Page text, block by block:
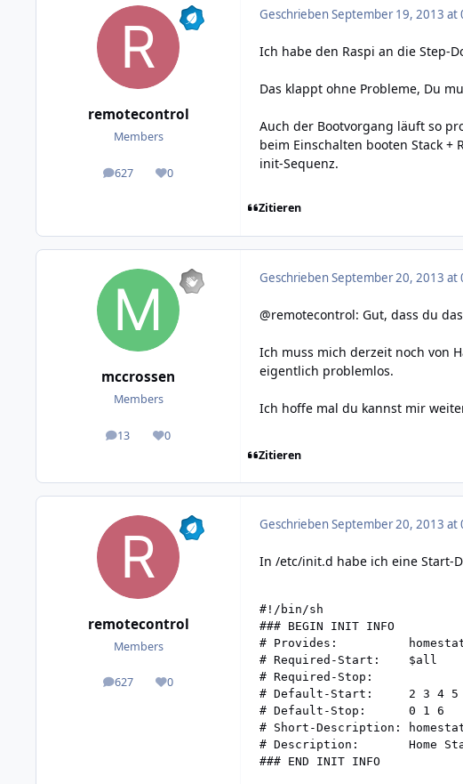
remotecontrol
Members
627
posts 0
Reputation
GeschriebenSeptember 19, 2013 at
Ich habe den Raspi an die Step-
Das klappt ohne Probleme, Du
Auch der Bootvorgang läuft so
beim Einschalten booten Stack
init-Sequenz.
Zitieren
mccrossen
Members
13
posts 0
Reputation
GeschriebenSeptember 20, 2013 at
@remotecontrol: Gut, dass du
Ich muss mich derzeit noch von
eigentlich problemlos.
Ich hoffe mal du kannst mir
Zitieren
remotecontrol
Members
627
posts 0
Reputation
GeschriebenSeptember 20, 2013 at
In /etc/init.d habe ich eine Start-
#!/bin/sh
### BEGIN INIT INFO
# Provides:
# Required-Start:    $all
# Required-Stop:
# Default-Start:     2 3 4 5
# Default-Stop:      0 1 6
# Short-Description:
# Description:       Home
### END INIT INFO